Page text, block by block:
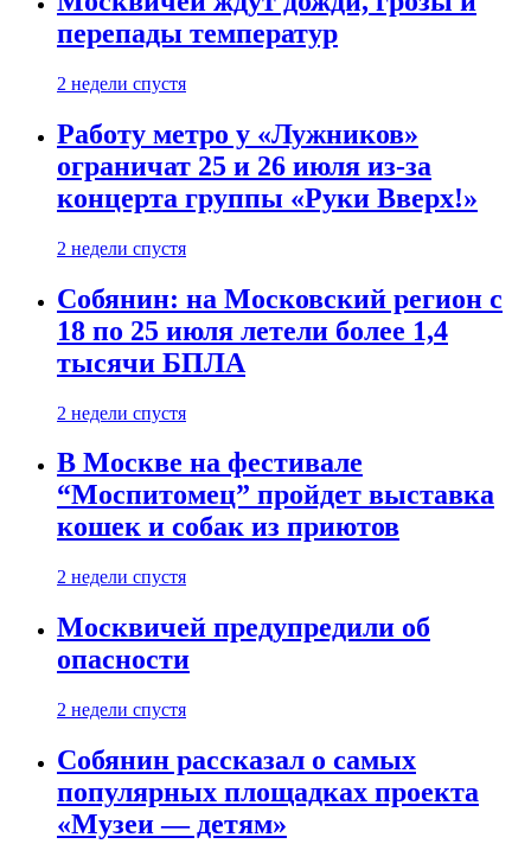
перепады температур
2 недели спустя
Работу метро у «Лужников»
ограничат 25 и 26 июля из-за
концерта группы «Руки Вверх!»
2 недели спустя
Собянин: на Московский регион с
18 по 25 июля летели более 1,4
тысячи БПЛА
2 недели спустя
В Москве на фестивале
“Моспитомец” пройдет выставка
кошек и собак из приютов
2 недели спустя
Москвичей предупредили об
опасности
2 недели спустя
Собянин рассказал о самых
популярных площадках проекта
«Музеи — детям»